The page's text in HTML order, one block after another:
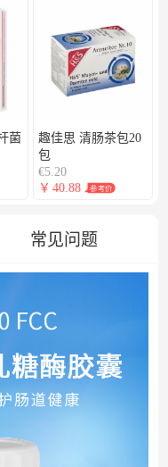
菌
趣佳思 清肠茶包20
包
€5.20
￥ 40.88 参考价
常见问题